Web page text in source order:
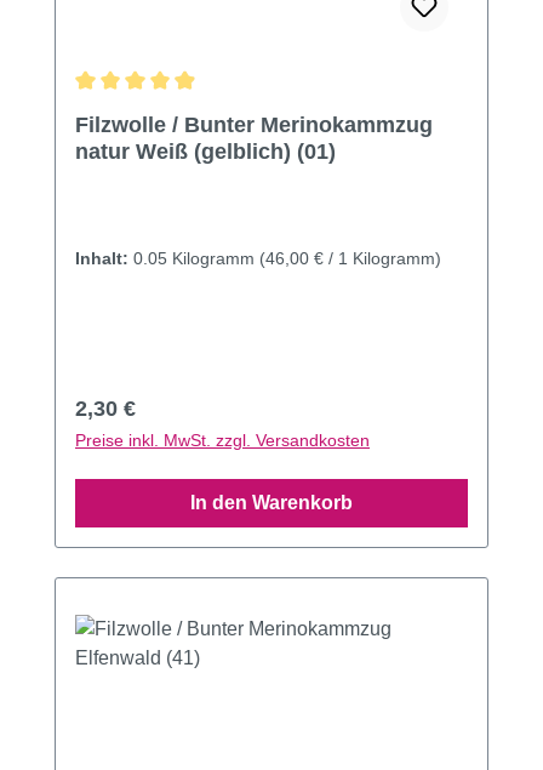
Filzwolle / Bunter Merinokammzug
natur Weiß (gelblich) (01)
Inhalt: 0.05 Kilogramm (46,00 € / 1 Kilogramm)
Regulärer Preis:
2,30 €
Preise inkl. MwSt. zzgl. Versandkosten
In den Warenkorb